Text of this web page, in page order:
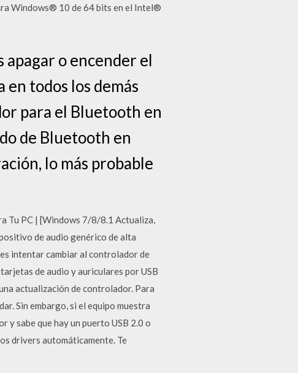
Windows® 10 de 64 bits en el Intel®
o encender el
en todos los demás
para el Bluetooth en
de Bluetooth en
lo más probable
Tu PC | [Windows 7/8/8.1 Actualiza,
de audio genérico de alta
intentar cambiar al controlador de
de audio y auriculares por USB
actualización de controlador. Para
Sin embargo, si el equipo muestra
y sabe que hay un puerto USB 2.0 o
drivers automáticamente. Te